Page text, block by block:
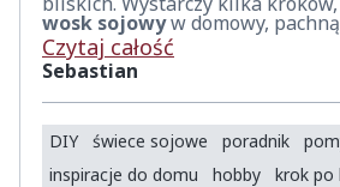
wosk sojowyw domowy,
Czytaj całość
Sebastian
DIY świece sojowe poradnik
inspiracje do domu
hobby krok po